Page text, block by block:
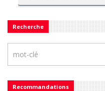
Recherche
Recommandations